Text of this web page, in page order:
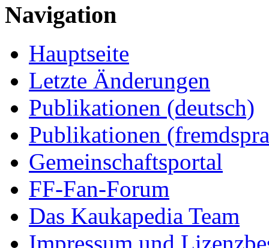
Navigation
Hauptseite
Letzte Änderungen
Publikationen (deutsch)
Publikationen
Gemeinschaftsportal
FF-Fan-Forum
Das Kaukapedia Team